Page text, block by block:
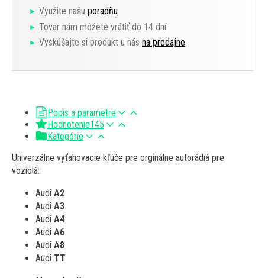
Využite našu poradňu
Tovar nám môžete vrátiť do 14 dní
Vyskúšajte si produkt u nás na predajne
Popis a parametre
Hodnotenie145
Kategórie
Univerzálne vyťahovacie kľúče pre orginálne autorádiá pre
vozidlá:
Audi A2
Audi A3
Audi A4
Audi A6
Audi A8
Audi TT